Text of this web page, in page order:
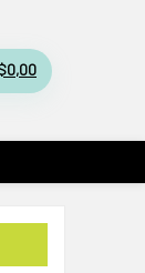
0,00